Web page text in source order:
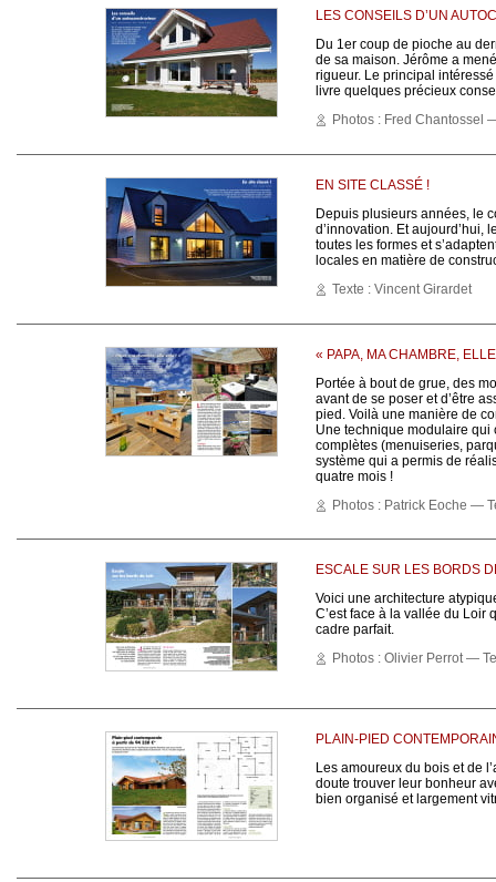
LES CONSEILS D’UN
Du 1er coup de pioche au
de sa maison. Jérôme a
rigueur. Le principal
livre quelques précieux
Photos : Fred Chantossel
EN SITE CLASSÉ !
Depuis plusieurs années, le
d’innovation. Et aujourd’hui,
toutes les formes et
locales en matière de
Texte : Vincent Girardet
« PAPA, MA CHAMBRE,
Portée à bout de grue, des
avant de se poser et d’être
pied. Voilà une manière de
Une technique modulaire qui
complètes (menuiseries,
système qui a permis de
quatre mois !
Photos : Patrick Eoche —
ESCALE SUR LES BORDS
Voici une architecture
C’est face à la vallée du Loir
cadre parfait.
Photos : Olivier Perrot —
PLAIN-PIED
Les amoureux du bois et de
doute trouver leur bonheur
bien organisé et largement